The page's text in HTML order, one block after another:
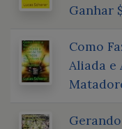
Ganhar
Como
Aliada e